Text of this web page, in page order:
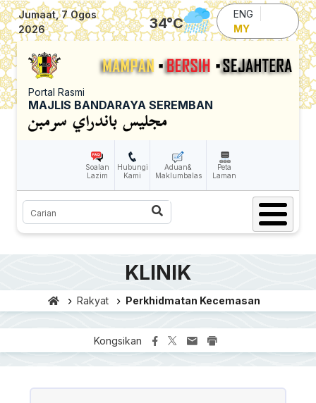
Skip to main content
Jumaat, 7 Ogos
2026
34°C
ENG
MY
Portal Rasmi
MAJLIS BANDARAYA SEREMBAN
Soalan
Lazim
Hubungi
Kami
Aduan&
Maklumbalas
Peta
Laman
Carian
KLINIK
Rakyat Perkhidmatan Kecemasan
Kongsikan